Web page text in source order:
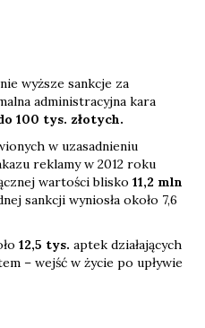
wyższe sankcje za
administracyjna kara
100 tys. złotych.
w uzasadnieniu
reklamy w 2012 roku
wartości blisko 11,2 mln
sankcji wyniosła około 7,6
12,5 tys. aptek działających
– wejść w życie po upływie